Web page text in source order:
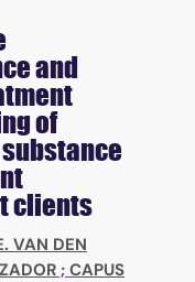
and
of
clients
VAN DEN
; CAPUS